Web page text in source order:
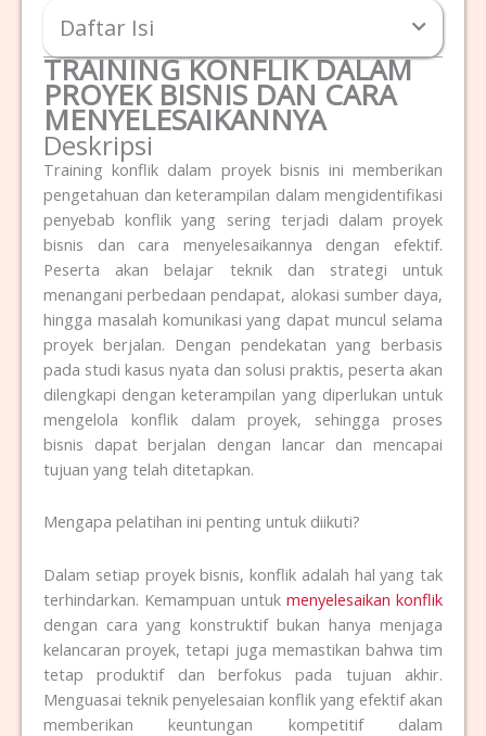
Daftar Isi
TRAINING KONFLIK DALAM
PROYEK BISNIS DAN CARA
MENYELESAIKANNYA
Deskripsi
Training konflik dalam proyek bisnis ini memberikan
pengetahuan dan keterampilan dalam mengidentifikasi
penyebab konflik yang sering terjadi dalam proyek
bisnis dan cara menyelesaikannya dengan efektif.
Peserta akan belajar teknik dan strategi untuk
menangani perbedaan pendapat, alokasi sumber daya,
hingga masalah komunikasi yang dapat muncul selama
proyek berjalan. Dengan pendekatan yang berbasis
pada studi kasus nyata dan solusi praktis, peserta akan
dilengkapi dengan keterampilan yang diperlukan untuk
mengelola konflik dalam proyek, sehingga proses
bisnis dapat berjalan dengan lancar dan mencapai
tujuan yang telah ditetapkan.
Mengapa pelatihan ini penting untuk diikuti?
Dalam setiap proyek bisnis, konflik adalah hal yang tak
terhindarkan. Kemampuan untuk menyelesaikan konflik
dengan cara yang konstruktif bukan hanya menjaga
kelancaran proyek, tetapi juga memastikan bahwa tim
tetap produktif dan berfokus pada tujuan akhir.
Menguasai teknik penyelesaian konflik yang efektif akan
memberikan keuntungan kompetitif dalam